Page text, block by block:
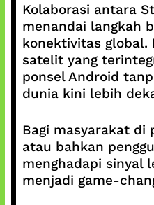
Kolaborasi antara
menandai langkah
konektivitas global.
satelit yang
ponsel Android
dunia kini lebih
Bagi masyarakat di
atau bahkan
menghadapi sinyal
menjadi game-